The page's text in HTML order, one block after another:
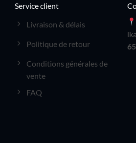
Service client
Livraison & délais
Politique de retour
Conditions générales de
vente
FAQ